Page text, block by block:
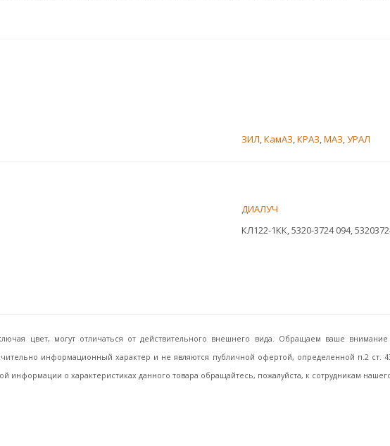
ЗИЛ,КамАЗ,КРАЗ,МАЗ,УРАЛ
ДИАЛУЧ
КЛ122-1КК, 5320-3724 094,
цвет, могут отличаться от действительного внешнего вида. Обращаем ваше
информационный характер и не являются публичной офертой, определенной п.2 ст.
информации о характеристиках данного товара обращайтесь, пожалуйста, к сотрудникам